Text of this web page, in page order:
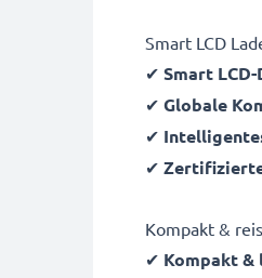
Smart LCD
✔ Smart
✔ Globale
✔
✔
Kompakt &
✔ Kompakt &